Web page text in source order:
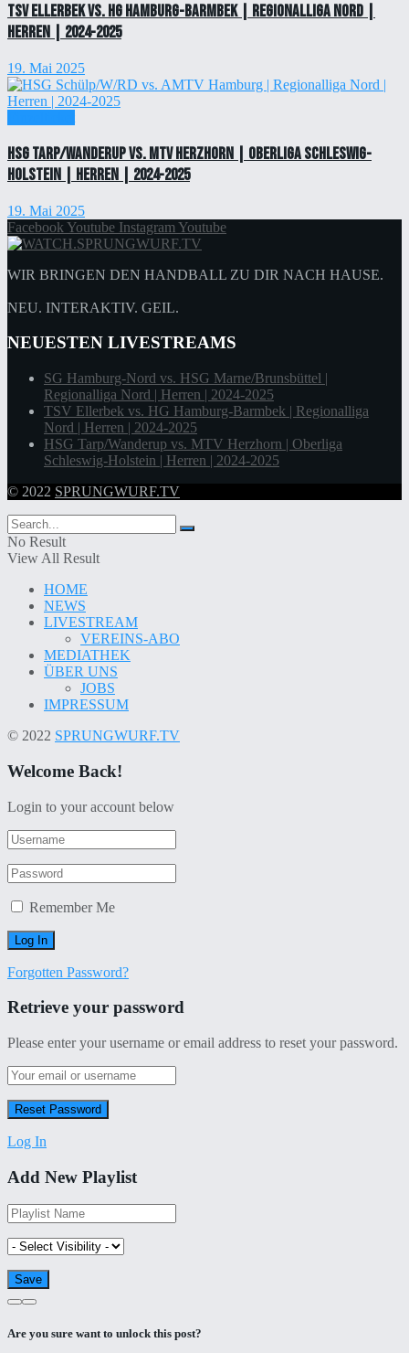
TSV Ellerbek vs. HG Hamburg-Barmbek | Regionalliga Nord |
Herren | 2024-2025
19. Mai 2025
HSG Tarp/Wanderup vs. MTV Herzhorn | Oberliga Schleswig-
Holstein | Herren | 2024-2025
19. Mai 2025
Facebook Youtube Instagram Youtube
WIR BRINGEN DEN HANDBALL ZU DIR NACH HAUSE.
NEU. INTERAKTIV. GEIL.
NEUESTEN LIVESTREAMS
SG Hamburg-Nord vs. HSG Marne/Brunsbüttel |
Regionalliga Nord | Herren | 2024-2025
TSV Ellerbek vs. HG Hamburg-Barmbek | Regionalliga
Nord | Herren | 2024-2025
HSG Tarp/Wanderup vs. MTV Herzhorn | Oberliga
Schleswig-Holstein | Herren | 2024-2025
© 2022 SPRUNGWURF.TV
No Result
View All Result
HOME
NEWS
LIVESTREAM
VEREINS-ABO
MEDIATHEK
ÜBER UNS
JOBS
IMPRESSUM
© 2022 SPRUNGWURF.TV
Welcome Back!
Login to your account below
Remember Me
Forgotten Password?
Retrieve your password
Please enter your username or email address to reset your password.
Log In
Add New Playlist
Are you sure want to unlock this post?